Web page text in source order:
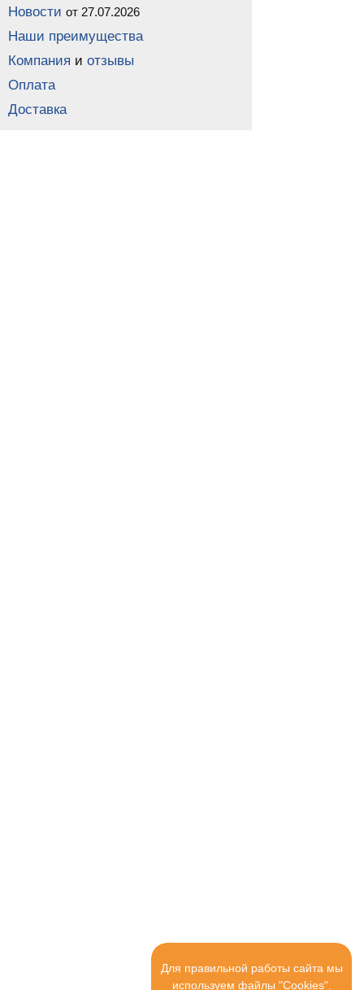
Новости от 27.07.2026
Наши преимущества
Компания и отзывы
Оплата
Доставка
Для правильной работы сайта мы
используем файлы "Cookies".